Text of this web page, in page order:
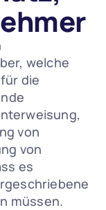
welche
die
von
von
es
müssen.